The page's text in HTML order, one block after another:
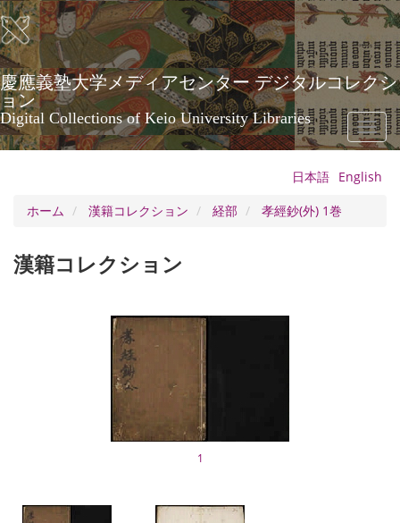
メ
イ
ン
コ
ン
テ
ン
ツ
に
慶應義塾大学メディアセンター デジタルコレクシ
ョン
Digital Collections of Keio University Libraries
Toggle
日本語 English
ホーム
漢籍コレクション 経部 孝經鈔(外) 1巻
漢籍コレクション
1